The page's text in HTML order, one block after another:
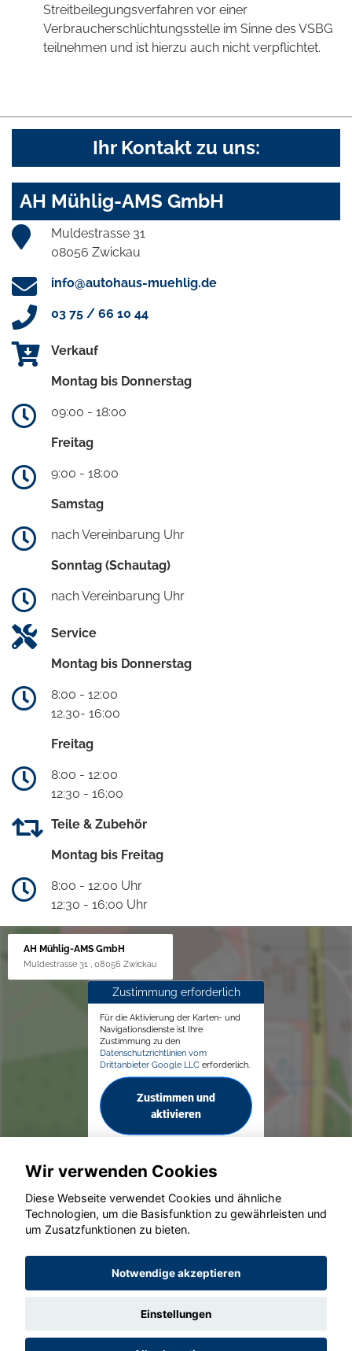
Streitbeilegungsverfahren vor einer
Verbraucherschlichtungsstelle im Sinne des VSBG
teilnehmen und ist hierzu auch nicht verpflichtet.
Ihr Kontakt zu uns:
AH Mühlig-AMS GmbH
Muldestrasse 31
08056 Zwickau
info@autohaus-muehlig.de
03 75 / 66 10 44
Verkauf
Montag bis Donnerstag
09:00 - 18:00
Freitag
9:00 - 18:00
Samstag
nach Vereinbarung Uhr
Sonntag (Schautag)
nach Vereinbarung Uhr
Service
Montag bis Donnerstag
8:00 - 12:00
12.30- 16:00
Freitag
8:00 - 12:00
12:30 - 16:00
Teile & Zubehör
Montag bis Freitag
8:00 - 12:00 Uhr
12:30 - 16:00 Uhr
AH Mühlig-AMS GmbH
Muldestrasse 31 , 08056 Zwickau
Zustimmung erforderlich
Für die Aktivierung der Karten- und
Navigationsdienste ist Ihre
Zustimmung zu den
Datenschutzrichtlinien vom
Drittanbieter Google LLC erforderlich.
Zustimmen und
aktivieren
© konjunkturmotor.de GmbH 2020 - 2026
Wir verwenden Cookies
Diese Webseite verwendet Cookies und ähnliche
Technologien, um die Basisfunktion zu gewährleisten und
um Zusatzfunktionen zu bieten.
Notwendige akzeptieren
Einstellungen